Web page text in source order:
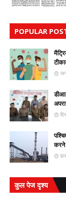
POPULAR
करने
कुल पेज दृश्य